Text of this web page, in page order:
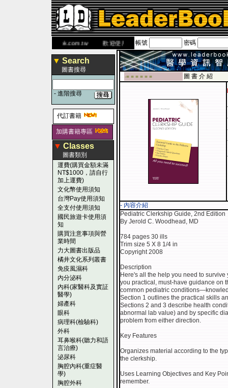
www.leaderbook.com.tw歡迎使用 國民旅遊卡！！
帳號 密碼
▼ Search
圖書搜尋
- 進階搜尋
代訂書籍
加購書籍專區
▼ Classes
圖書類別
運費(購買金額未滿
NT$1000，請自行
加上運費)
文化幣使用須知
台灣Pay使用須知
全支付使用須知
國民旅遊卡使用須
知
購買注意事項與營
業時間
力大圖書出版品
橘井文化系列叢書
免疫風濕科
內分泌科
內科(家醫科及實証
醫學)
婦產科
眼科
病理科(檢驗科)
外科
耳鼻喉科(聽力和語
言治療)
泌尿科
胸腔內科(重症醫
學)
胸腔外科
-■ ■ ■ ■ ■ ■ 圖 書 介 紹
- 內容介紹
Pediatric Clerkship Guide, 2nd Edition
By Jerold C. Woodhead, MD
784 pages 30 ills
Trim size 5 X 8 1/4 in
Copyright 2008
Description
Here's all the help you need to
you practical, must-have guidance on
common pediatric
Section 1 outlines the practical skills
Sections 2 and 3 describe health
abnormal lab value) and by specific
problem from either direction.
Key Features
Organizes material according to the
the clerkship.
Uses Learning Objectives and Key
remember.